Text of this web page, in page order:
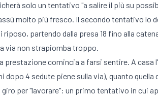
solo un tentativo "a salire il più su
molto più fresco. Il secondo tentativo lo
partendo dalla presa 18 fino alla
via non strapiomba troppo.
prestazione comincia a farsi sentire. A
4 sedute piene sulla via), quanto
per "lavorare": un primo tentativo in cui